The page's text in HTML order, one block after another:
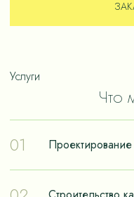
Услуги
Что
01
Проектирование